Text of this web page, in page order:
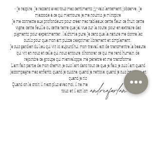
« Je respire... Je ressens avec tous mes sentiments, j'y vais lentement, j'observe... Je
m'associe à ce qui m'entoure, je me nourris, je m'inspire.
Je me connecte aux profondeurs pour créer mes tableaux, cette fleur, ce fruit, cette
vigne, cette feuille ou cette terre que j'ai vue sur la route, pour en extraire des
pigments, pour expérimenter... l'alchimie pure. Je sens que la nature me donne les
outils pour que mon art puisse s'exprimer librement et simplement....
Je suis gardien du lieu qui vit ici aujourd'hui, mon travail est de transmettre la beauté
qui vit en nous et celle qui nous entoure, d'honorer ce qui me rend humain, de
rejoindre ce groupe qui m'enveloppe, me pénètre et me transforme.
L'art fait partie de mon chemin, je suis l'art dans tout ce que je fais, je suis l'art quand
j'accompagne mes enfants, quand je cuisine, quand je nettoie, quand je suis heureuse et
quand je ris.
Quand on le croit, il n'est plus avec moi, il ne me ressemble plus... il est au service de
tous, et il est long... ».